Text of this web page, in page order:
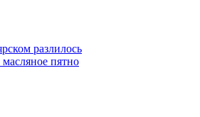
разлилось
пятно